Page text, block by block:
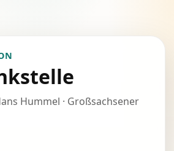
Hummel · Großsachsener